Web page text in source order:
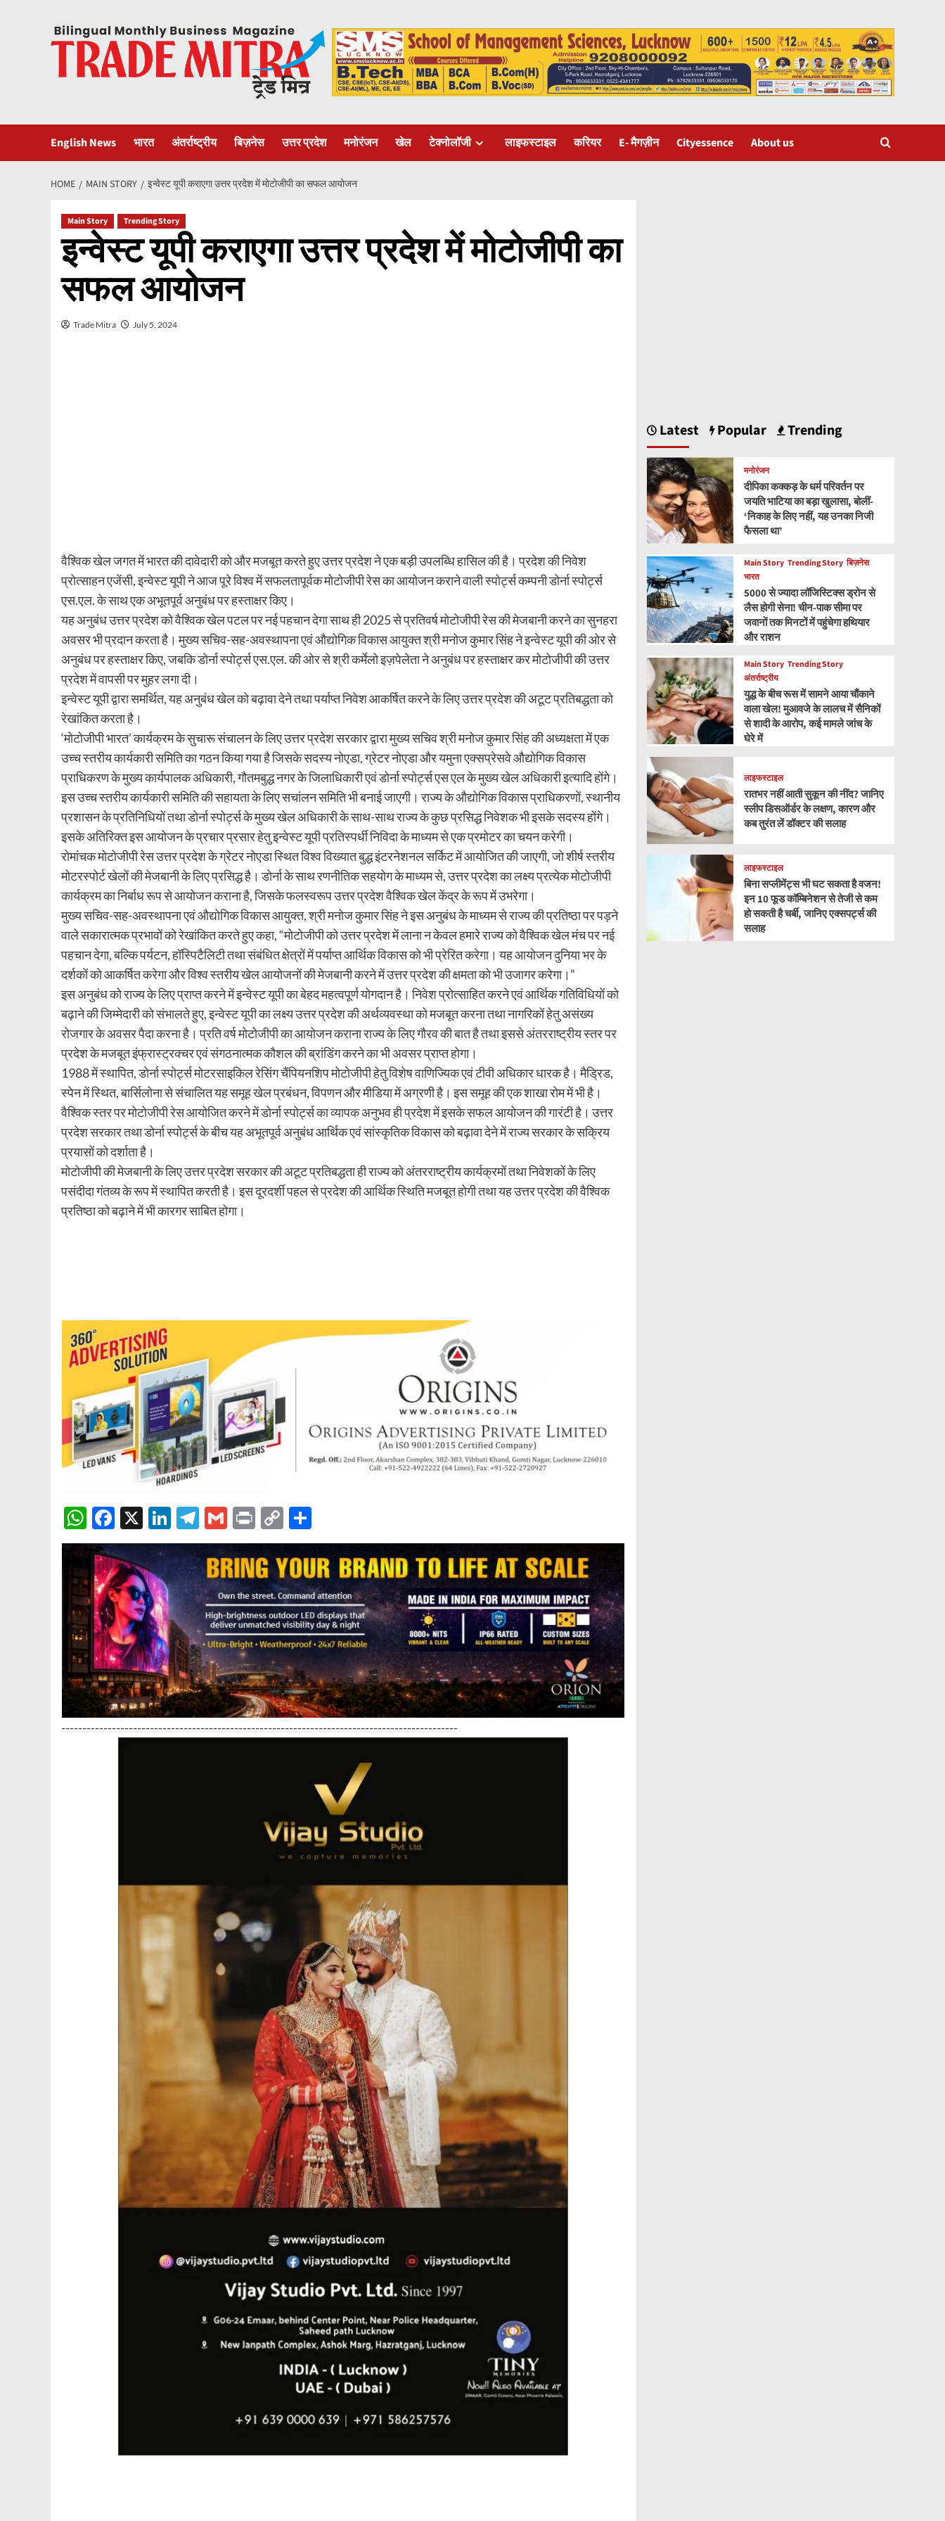
English News भारत अंतर्राष्ट्रीय बिज़नेस उत्तर प्रदेश मनोरंजन खेल टेक्नोलॉजी लाइफस्टाइल करियर E- मैगज़ीन Cityessence About us
HOME MAIN STORY इन्वेस्ट यूपी कराएगा उत्तर प्रदेश में मोटोजीपी का सफल आयोजन
Main Story Trending Story
इन्वेस्ट यूपी कराएगा उत्तर प्रदेश में मोटोजीपी का
सफल आयोजन
Trade Mitra July 5, 2024
वैश्विक खेल जगत में भारत की दावेदारी को और मजबूत करते हुए उत्तर प्रदेश ने एक बड़ी उपलब्धि हासिल की है। प्रदेश की निवेश
प्रोत्साहन एजेंसी, इन्वेस्ट यूपी ने आज पूरे विश्व में सफलतापूर्वक मोटोजीपी रेस का आयोजन कराने वाली स्पोर्ट्स कम्पनी डोर्ना स्पोर्ट्स
एस.एल. के साथ एक अभूतपूर्व अनुबंध पर हस्ताक्षर किए।
यह अनुबंध उत्तर प्रदेश को वैश्विक खेल पटल पर नई पहचान देगा साथ ही 2025 से प्रतिवर्ष मोटोजीपी रेस की मेजबानी करने का सुनहरा
अवसर भी प्रदान करता है। मुख्य सचिव-सह-अवस्थापना एवं औद्योगिक विकास आयुक्त श्री मनोज कुमार सिंह ने इन्वेस्ट यूपी की ओर से
अनुबंध पर हस्ताक्षर किए, जबकि डोर्ना स्पोर्ट्स एस.एल. की ओर से श्री कर्मेलो इज़पेलेता ने अनुबंध पर हस्ताक्षर कर मोटोजीपी की उत्तर
प्रदेश में वापसी पर मुहर लगा दी।
इन्वेस्ट यूपी द्वारा समर्थित, यह अनुबंध खेल को बढ़ावा देने तथा पर्याप्त निवेश आकर्षित करने के लिए उत्तर प्रदेश की अटूट प्रतिबद्धता को
रेखांकित करता है।
‘मोटोजीपी भारत’ कार्यक्रम के सुचारू संचालन के लिए उत्तर प्रदेश सरकार द्वारा मुख्य सचिव श्री मनोज कुमार सिंह की अध्यक्षता में एक
उच्च स्तरीय कार्यकारी समिति का गठन किया गया है जिसके सदस्य नोएडा, ग्रेटर नोएडा और यमुना एक्सप्रेसवे औद्योगिक विकास
प्राधिकरण के मुख्य कार्यपालक अधिकारी, गौतमबुद्ध नगर के जिलाधिकारी एवं डोर्ना स्पोर्ट्स एस एल के मुख्य खेल अधिकारी इत्यादि होंगे।
इस उच्च स्तरीय कार्यकारी समिति की सहायता के लिए सचांलन समिति भी बनाई जाएगी। राज्य के औद्योगिक विकास प्राधिकरणों, स्थानीय
प्रशासन के प्रतिनिधियों तथा डोर्ना स्पोर्ट्स के मुख्य खेल अधिकारी के साथ-साथ राज्य के कुछ प्रसिद्ध निवेशक भी इसके सदस्य होंगे।
इसके अतिरिक्त इस आयोजन के प्रचार प्रसार हेतु इन्वेस्ट यूपी प्रतिस्पर्धी निविदा के माध्यम से एक प्रमोटर का चयन करेगी।
रोमांचक मोटोजीपी रेस उत्तर प्रदेश के ग्रेटर नोएडा स्थित विश्व विख्यात बुद्ध इंटरनेशनल सर्किट में आयोजित की जाएगी, जो शीर्ष स्तरीय
मोटरस्पोर्ट खेलों की मेजबानी के लिए प्रसिद्ध है। डोर्ना के साथ रणनीतिक सहयोग के माध्यम से, उत्तर प्रदेश का लक्ष्य प्रत्येक मोटोजीपी
कार्यक्रम का निर्बाध रूप से आयोजन कराना है, जिसके फलस्वरूप उत्तर प्रदेश वैश्विक खेल केंद्र के रूप में उभरेगा।
मुख्य सचिव-सह-अवस्थापना एवं औद्योगिक विकास आयुक्त, श्री मनोज कुमार सिंह ने इस अनुबंध के माध्यम से राज्य की प्रतिष्ठा पर पड़ने
वाले सकारात्मक प्रभावों को रेखांकित करते हुए कहा, “मोटोजीपी को उत्तर प्रदेश में लाना न केवल हमारे राज्य को वैश्विक खेल मंच पर नई
पहचान देगा, बल्कि पर्यटन, हॉस्पिटैलिटी तथा संबंधित क्षेत्रों में पर्याप्त आर्थिक विकास को भी प्रेरित करेगा। यह आयोजन दुनिया भर के
दर्शकों को आकर्षित करेगा और विश्व स्तरीय खेल आयोजनों की मेजबानी करने में उत्तर प्रदेश की क्षमता को भी उजागर करेगा।”
इस अनुबंध को राज्य के लिए प्राप्त करने में इन्वेस्ट यूपी का बेहद महत्वपूर्ण योगदान है। निवेश प्रोत्साहित करने एवं आर्थिक गतिविधियों को
बढ़ाने की जिम्मेदारी को संभालते हुए, इन्वेस्ट यूपी का लक्ष्य उत्तर प्रदेश की अर्थव्यवस्था को मजबूत करना तथा नागरिकों हेतु असंख्य
रोजगार के अवसर पैदा करना है। प्रति वर्ष मोटोजीपी का आयोजन कराना राज्य के लिए गौरव की बात है तथा इससे अंतरराष्ट्रीय स्तर पर
प्रदेश के मजबूत इंफ्रास्ट्रक्चर एवं संगठनात्मक कौशल की ब्रांडिंग करने का भी अवसर प्राप्त होगा।
1988 में स्थापित, डोर्ना स्पोर्ट्स मोटरसाइकिल रेसिंग चैंपियनशिप मोटोजीपी हेतु विशेष वाणिज्यिक एवं टीवी अधिकार धारक है। मैड्रिड,
स्पेन में स्थित, बार्सिलोना से संचालित यह समूह खेल प्रबंधन, विपणन और मीडिया में अग्रणी है। इस समूह की एक शाखा रोम में भी है।
वैश्विक स्तर पर मोटोजीपी रेस आयोजित करने में डोर्ना स्पोर्ट्स का व्यापक अनुभव ही प्रदेश में इसके सफल आयोजन की गारंटी है। उत्तर
प्रदेश सरकार तथा डोर्ना स्पोर्ट्स के बीच यह अभूतपूर्व अनुबंध आर्थिक एवं सांस्कृतिक विकास को बढ़ावा देने में राज्य सरकार के सक्रिय
प्रयासों को दर्शाता है।
मोटोजीपी की मेजबानी के लिए उत्तर प्रदेश सरकार की अटूट प्रतिबद्धता ही राज्य को अंतरराष्ट्रीय कार्यक्रमों तथा निवेशकों के लिए
पसंदीदा गंतव्य के रूप में स्थापित करती है। इस दूरदर्शी पहल से प्रदेश की आर्थिक स्थिति मजबूत होगी तथा यह उत्तर प्रदेश की वैश्विक
प्रतिष्ठा को बढ़ाने में भी कारगर साबित होगा।
WhatsApp
Facebook
X LinkedIn
Telegram
GmailPrintCopy
Link
----------------------------------------------------------------------------------------------
Latest Popular Trending
मनोरंजन
दीपिका कक्कड़ के धर्म परिवर्तन पर
जयति भाटिया का बड़ा खुलासा, बोलीं-
‘निकाह के लिए नहीं, यह उनका निजी
फैसला था’
Main Story Trending Story बिज़नेस
भारत
5000 से ज्यादा लॉजिस्टिक्स ड्रोन से
लैस होगी सेना! चीन-पाक सीमा पर
जवानों तक मिनटों में पहुंचेगा हथियार
और राशन
Main Story Trending Story
अंतर्राष्ट्रीय
युद्ध के बीच रूस में सामने आया चौंकाने
वाला खेल! मुआवजे के लालच में सैनिकों
से शादी के आरोप, कई मामले जांच के
घेरे में
लाइफस्टाइल
रातभर नहीं आती सुकून की नींद? जानिए
स्लीप डिसऑर्डर के लक्षण, कारण और
कब तुरंत लें डॉक्टर की सलाह
लाइफस्टाइल
बिना सप्लीमेंट्स भी घट सकता है वजन!
इन 10 फूड कॉम्बिनेशन से तेजी से कम
हो सकती है चर्बी, जानिए एक्सपर्ट्स की
सलाह